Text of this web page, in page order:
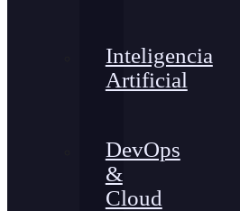
Inteligencia
Artificial
DevOps
&
Cloud